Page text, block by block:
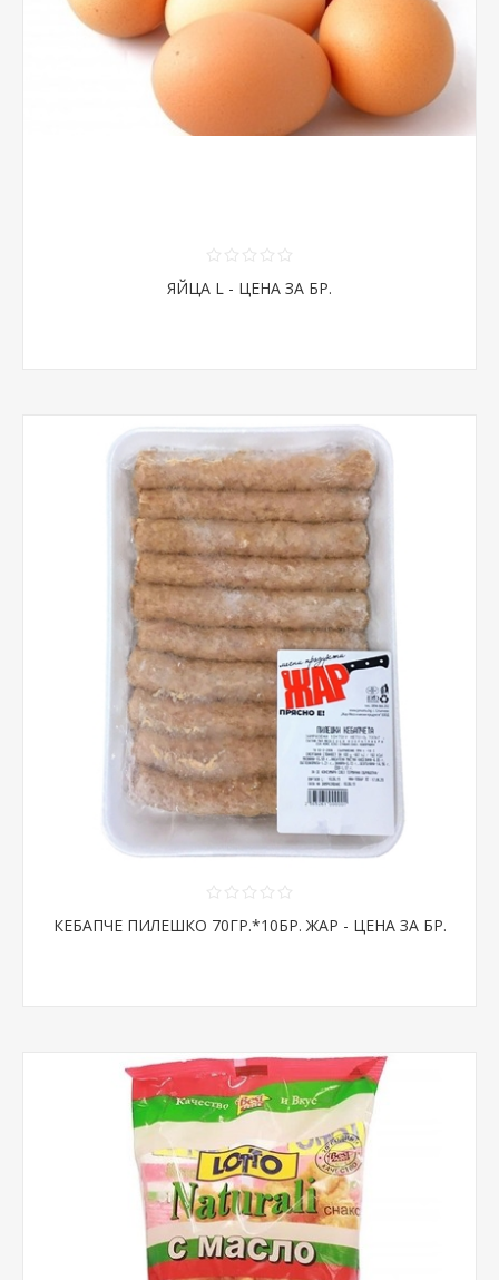
ЯЙЦА L - ЦЕНА ЗА БР.
КЕБАПЧЕ ПИЛЕШКО 70ГР.*10БР. ЖАР - ЦЕНА ЗА БР.